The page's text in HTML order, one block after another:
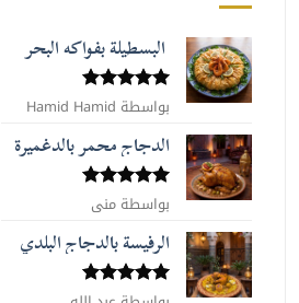
البسطيلة بفواكه البحر
تم التقييم
5من 5
بواسطة Hamid Hamid
الدجاج محمر بالدغميرة
تم التقييم
5من 5
بواسطة منى
الرفيسة بالدجاج البلدي
تم التقييم